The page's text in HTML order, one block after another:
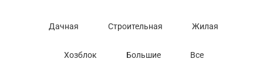
Дачная Строительная Жилая
Хозблок Большие Все